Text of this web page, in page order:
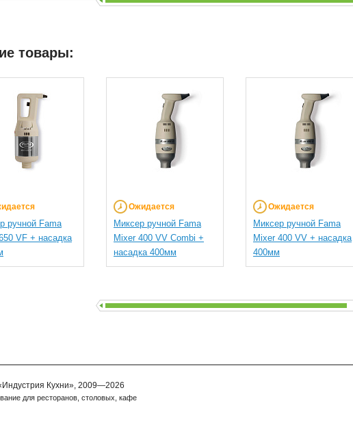
товары:
ручной Fama
VF + насадка
Ожидается
Миксер ручной Fama
Mixer 400 VV Combi +
насадка 400мм
Ожидается
Миксер ручной Fama
Mixer 400 VV + насадка
400мм
Кухни», 2009—2026
для ресторанов, столовых, кафе